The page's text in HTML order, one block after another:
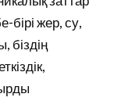
бірі жер, су,
біздің